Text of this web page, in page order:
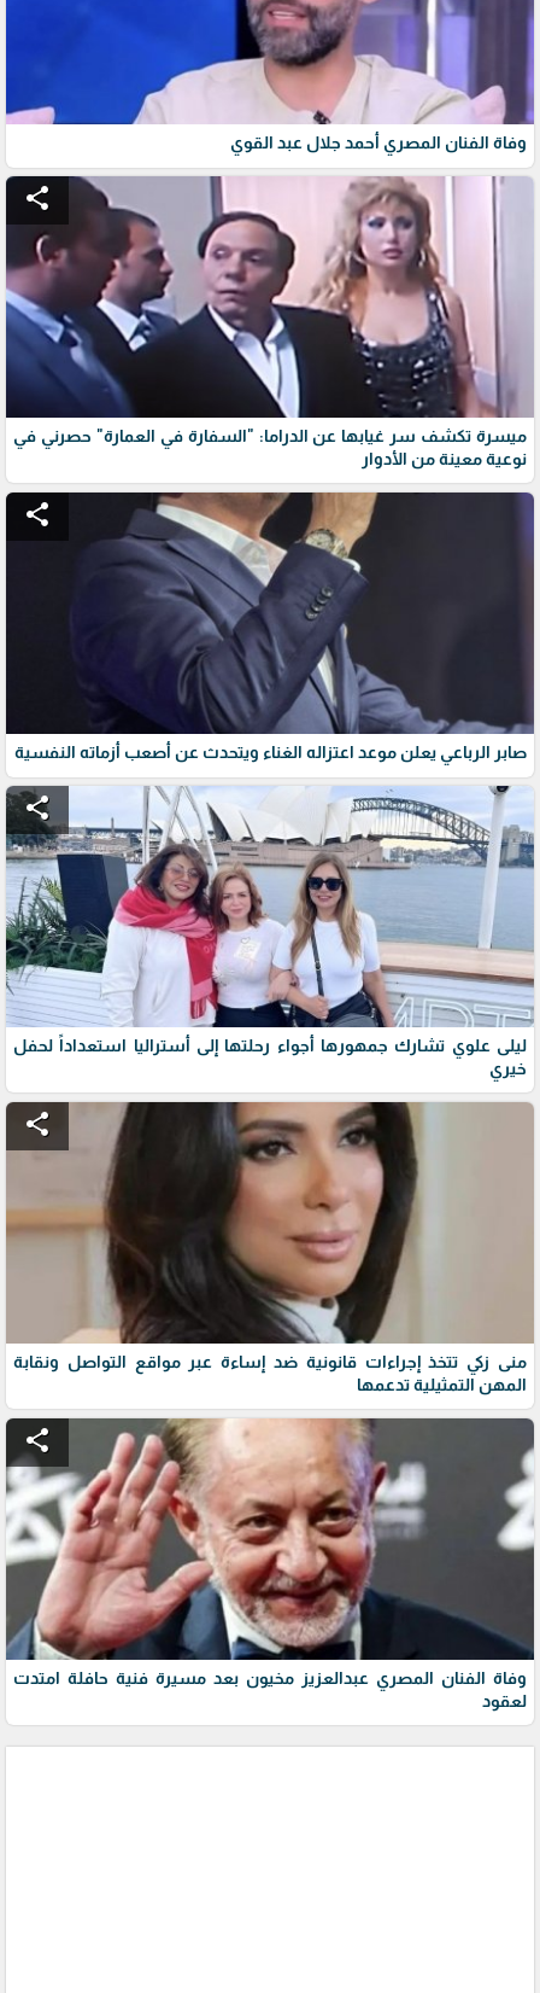
وفاة الفنان المصري أحمد جلال عبد القوي
share
ميسرة تكشف سر غيابها عن الدراما: "السفارة في العمارة" حصرني في
نوعية معينة من الأدوار
share
صابر الرباعي يعلن موعد اعتزاله الغناء ويتحدث عن أصعب أزماته النفسية
share
ليلى علوي تشارك جمهورها أجواء رحلتها إلى أستراليا استعداداً لحفل
خيري
share
منى زكي تتخذ إجراءات قانونية ضد إساءة عبر مواقع التواصل ونقابة
المهن التمثيلية تدعمها
share
وفاة الفنان المصري عبدالعزيز مخيون بعد مسيرة فنية حافلة امتدت
لعقود